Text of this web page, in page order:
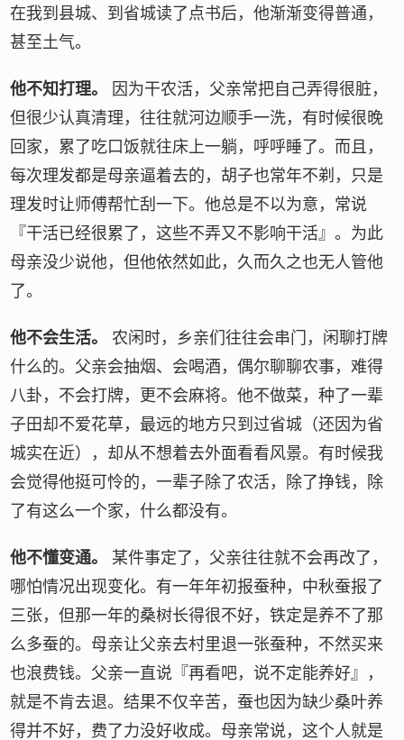
在我到县城、到省城读了点书后，他渐渐变得普通，
甚至土气。
他不知打理。
因为干农活，父亲常把自己弄得很脏，
但很少认真清理，往往就河边顺手一洗，有时候很晚
回家，累了吃口饭就往床上一躺，呼呼睡了。而且，
每次理发都是母亲逼着去的，胡子也常年不剃，只是
理发时让师傅帮忙刮一下。他总是不以为意，常说
『干活已经很累了，这些不弄又不影响干活』。为此
母亲没少说他，但他依然如此，久而久之也无人管他
了。
他不会生活。
农闲时，乡亲们往往会串门，闲聊打牌
什么的。父亲会抽烟、会喝酒，偶尔聊聊农事，难得
八卦，不会打牌，更不会麻将。他不做菜，种了一辈
子田却不爱花草，最远的地方只到过省城（还因为省
城实在近），却从不想着去外面看看风景。有时候我
会觉得他挺可怜的，一辈子除了农活，除了挣钱，除
了有这么一个家，什么都没有。
他不懂变通。
某件事定了，父亲往往就不会再改了，
哪怕情况出现变化。有一年年初报蚕种，中秋蚕报了
三张，但那一年的桑树长得很不好，铁定是养不了那
么多蚕的。母亲让父亲去村里退一张蚕种，不然买来
也浪费钱。父亲一直说『再看吧，说不定能养好』，
就是不肯去退。结果不仅辛苦，蚕也因为缺少桑叶养
得并不好，费了力没好收成。母亲常说，这个人就是